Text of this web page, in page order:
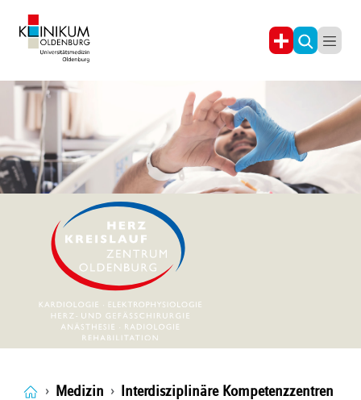
Medizin
Interdisziplinäre Kompetenzzentren